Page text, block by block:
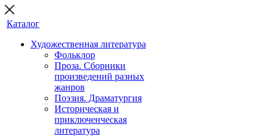
Каталог
Художественная литература
Фольклор
Проза. Сборники
произведений разных
жанров
Поэзия. Драматургия
Историческая и
приключенческая
литература